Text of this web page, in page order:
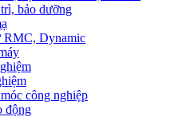
bảo dưỡng
RMC, Dynamic
công nghiệp
động